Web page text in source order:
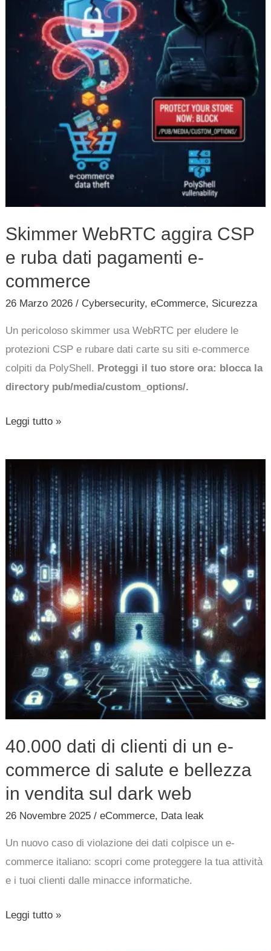
Skimmer WebRTC aggira CSP
e ruba dati pagamenti e-
commerce
26 Marzo 2026/ Cybersecurity,eCommerce, Sicurezza
Un pericoloso skimmer usa WebRTC per eludere le
protezioni CSP e rubare dati carte su siti e-commerce
colpiti da PolyShell. Proteggi il tuo store ora: blocca la
directory pub/media/custom_options/.
ruba
pagamenti
e-
Leggi tutto »
40.000 dati di clienti di un e-
commerce di salute e bellezza
in vendita sul dark web
26 Novembre 2025/eCommerce, Data leak
Un nuovo caso di violazione dei dati colpisce un e-
commerce italiano: scopri come proteggere la tua attività
e i tuoi clienti dalle minacce informatiche.
dati
di
clienti
di
un
e-
commerce
salute
bellezza
vendita
dark
web
Leggi tutto »